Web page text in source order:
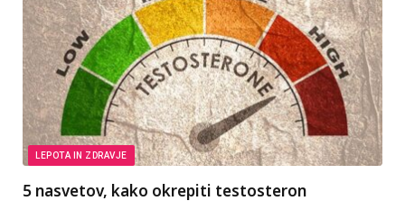
LEPOTA IN ZDRAVJE
5 nasvetov, kako okrepiti testosteron